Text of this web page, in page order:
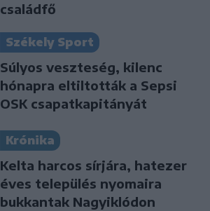
családfő
Székely Sport
Súlyos veszteség, kilenc
hónapra eltiltották a Sepsi
OSK csapatkapitányát
Krónika
Kelta harcos sírjára, hatezer
éves település nyomaira
bukkantak Nagyiklódon